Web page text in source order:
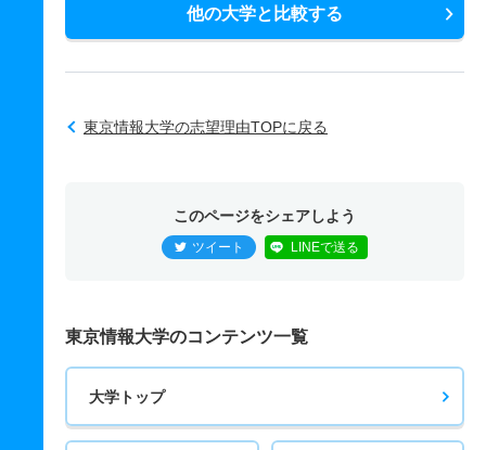
他の大学と比較する
東京情報大学の志望理由TOPに戻る
このページをシェアしよう
ツイート LINEで送る
東京情報大学のコンテンツ一覧
大学トップ